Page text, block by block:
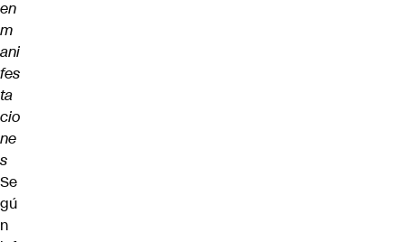
en
m
ani
fes
ta
cio
ne
s
Se
gú
n